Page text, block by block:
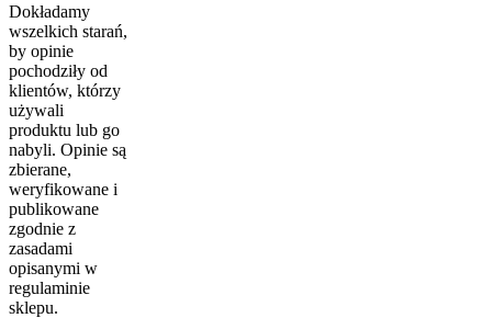
Dokładamy
wszelkich starań,
by opinie
pochodziły od
klientów, którzy
używali
produktu lub go
nabyli. Opinie są
zbierane,
weryfikowane i
publikowane
zgodnie z
zasadami
opisanymi w
regulaminie
sklepu.